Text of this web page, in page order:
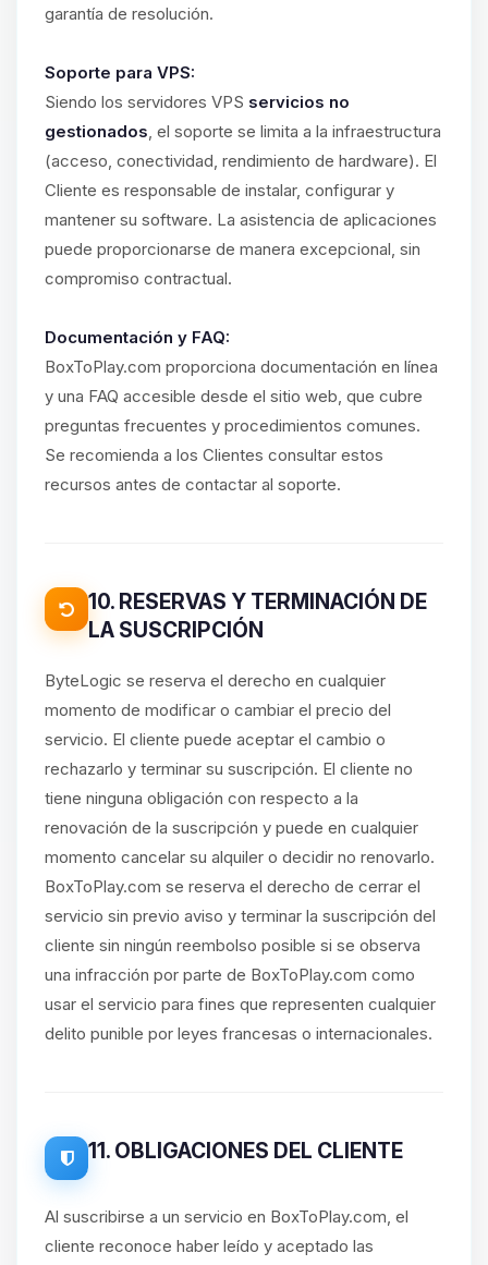
garantía de resolución.
Soporte para VPS:
Siendo los servidores VPS servicios no
gestionados, el soporte se limita a la infraestructura
(acceso, conectividad, rendimiento de hardware). El
Cliente es responsable de instalar, configurar y
mantener su software. La asistencia de aplicaciones
puede proporcionarse de manera excepcional, sin
compromiso contractual.
Documentación y FAQ:
BoxToPlay.com proporciona documentación en línea
y una FAQ accesible desde el sitio web, que cubre
preguntas frecuentes y procedimientos comunes.
Se recomienda a los Clientes consultar estos
recursos antes de contactar al soporte.
10. RESERVAS Y TERMINACIÓN DE
LA SUSCRIPCIÓN
ByteLogic se reserva el derecho en cualquier
momento de modificar o cambiar el precio del
servicio. El cliente puede aceptar el cambio o
rechazarlo y terminar su suscripción. El cliente no
tiene ninguna obligación con respecto a la
renovación de la suscripción y puede en cualquier
momento cancelar su alquiler o decidir no renovarlo.
BoxToPlay.com se reserva el derecho de cerrar el
servicio sin previo aviso y terminar la suscripción del
cliente sin ningún reembolso posible si se observa
una infracción por parte de BoxToPlay.com como
usar el servicio para fines que representen cualquier
delito punible por leyes francesas o internacionales.
11. OBLIGACIONES DEL CLIENTE
Al suscribirse a un servicio en BoxToPlay.com, el
cliente reconoce haber leído y aceptado las